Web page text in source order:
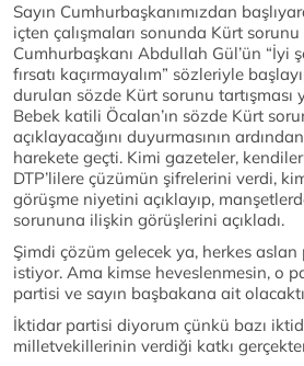
Sayın Cumhurbaşkanımızdan
içten çalışmaları sonunda Kürt
Cumhurbaşkanı Abdullah Gül’ün “İyi
fırsatı kaçırmayalım” sözleriyle
durulan sözde Kürt sorunu tartışması
Bebek katili Öcalan’ın sözde Kürt
açıklayacağını duyurmasının
harekete geçti. Kimi gazeteler,
DTP’lilere çüzümün şifrelerini verdi,
görüşme niyetini açıklayıp,
sorununa ilişkin görüşlerini açıkladı.
Şimdi çözüm gelecek ya, herkes aslan
istiyor. Ama kimse heveslenmesin, o
partisi ve sayın başbakana ait
İktidar partisi diyorum çünkü bazı
milletvekillerinin verdiği katkı